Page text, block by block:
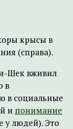
крысы в
(справа).
Шек вживил
в
в социальные
и понимание
у людей). Это